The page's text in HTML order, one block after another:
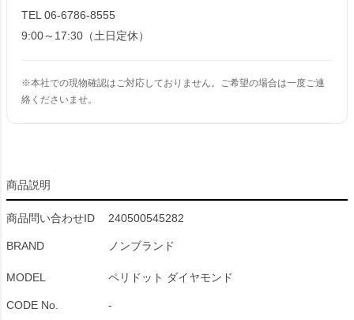
TEL 06-6786-8555
9:00～17:30（土日定休）
※本社での現物確認はご対応しておりません。ご希望の場合は一度ご連
絡くださいませ。
商品説明
商品問い合わせID 240500545282
BRAND ノンブランド
MODEL ペリドット ダイヤモンド
CODE No.
-